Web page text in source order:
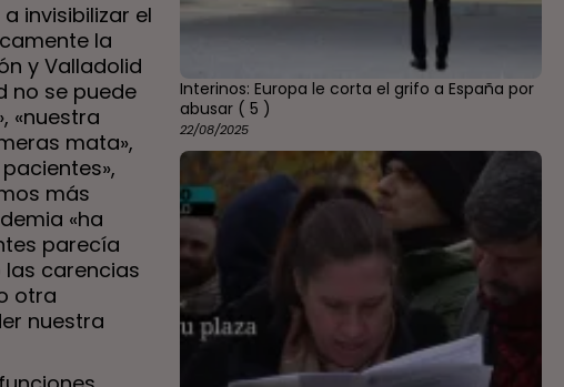
Interinos: Europa le corta el grifo a España por
abusar ( 5 )
22/08/2025
invisibilizar el
la
y Valladolid
no se puede
«nuestra
mata»,
más
«ha
parecía
carencias
otra
nuestra